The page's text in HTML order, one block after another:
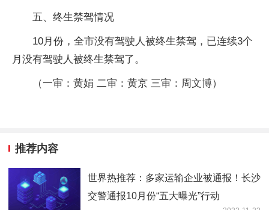
五、终生禁驾情况
10月份，全市没有驾驶人被终生禁驾，已连续3个
月没有驾驶人被终生禁驾了。
（一审：黄娟 二审：黄京 三审：周文博）
推荐内容
世界热推荐：多家运输企业被通报！长沙
交警通报10月份“五大曝光”行动